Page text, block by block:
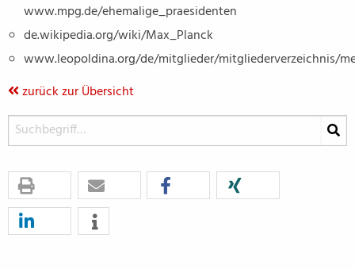
www.mpg.de/ehemalige_praesidenten
de.wikipedia.org/wiki/Max_Planck
www.leopoldina.org/de/mitglieder/mitgliederverzeichnis/
zurück zur Übersicht